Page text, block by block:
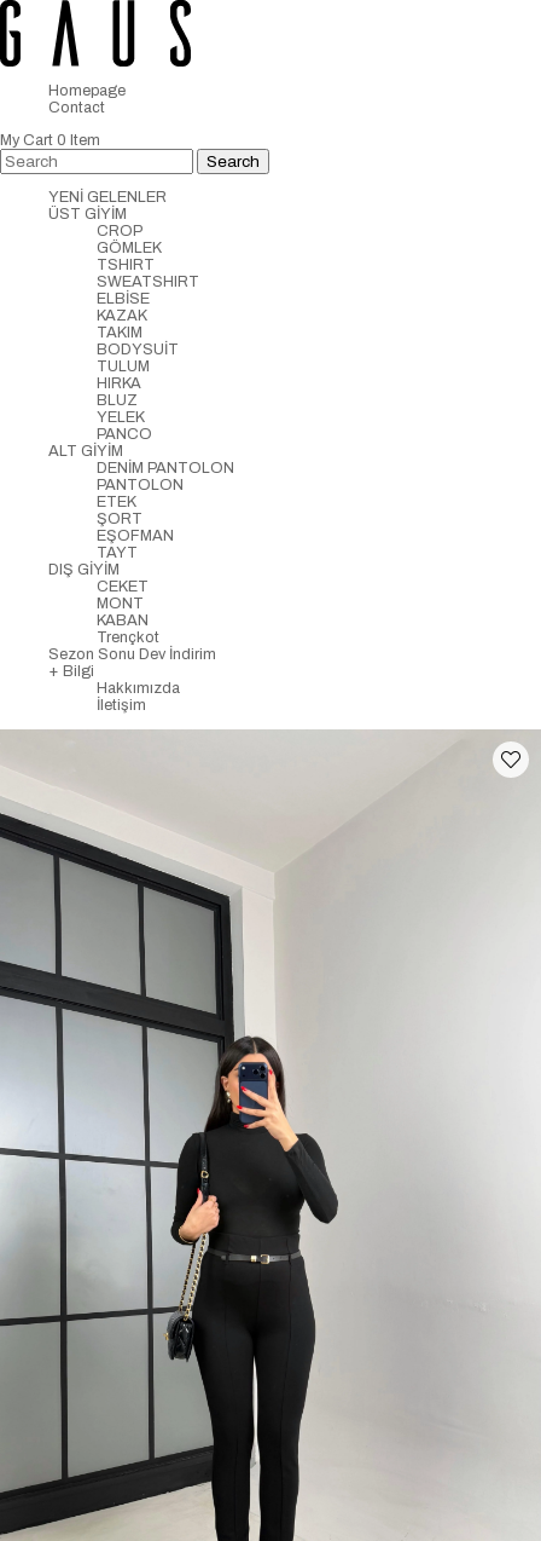
Homepage
Contact
My Cart 0 Item
YENİ GELENLER
ÜST GİYİM
CROP
GÖMLEK
TSHIRT
SWEATSHIRT
ELBİSE
KAZAK
TAKIM
BODYSUİT
TULUM
HIRKA
BLUZ
YELEK
PANCO
ALT GİYİM
DENİM PANTOLON
PANTOLON
ETEK
ŞORT
EŞOFMAN
TAYT
DIŞ GİYİM
CEKET
MONT
KABAN
Trençkot
Sezon Sonu Dev İndirim
+ Bilgi
Hakkımızda
İletişim